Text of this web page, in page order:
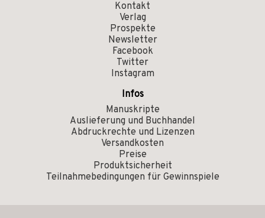
Kontakt
Verlag
Prospekte
Newsletter
Facebook
Twitter
Instagram
Infos
Manuskripte
Auslieferung und Buchhandel
Abdruckrechte und Lizenzen
Versandkosten
Preise
Produktsicherheit
Teilnahmebedingungen für Gewinnspiele